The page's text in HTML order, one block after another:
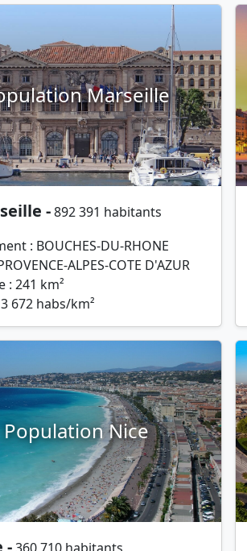
Marseille
-892 391 habitants
: BOUCHES-DU-RHONE
ALPES-COTE D'AZUR
: 241 km²
672 habs/km²
Population Nice
-